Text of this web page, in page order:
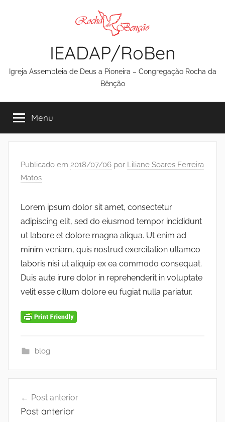
IEADAP/RoBen
Igreja Assembleia de Deus a Pioneira – Congregação Rocha da
Bênção
Menu
Publicado em 2018/07/06 por Liliane Soares Ferreira
Matos
Lorem ipsum dolor sit amet, consectetur
adipiscing elit, sed do eiusmod tempor incididunt
ut labore et dolore magna aliqua. Ut enim ad
minim veniam, quis nostrud exercitation ullamco
laboris nisi ut aliquip ex ea commodo consequat.
Duis aute irure dolor in reprehenderit in voluptate
velit esse cillum dolore eu fugiat nulla pariatur.
blog
de
Post anterior
Post anterior